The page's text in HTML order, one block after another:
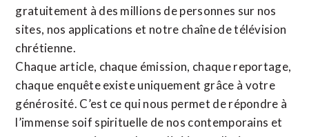
gratuitement à des millions de personnes sur nos
sites, nos applications et notre chaîne de télévision
chrétienne.
Chaque article, chaque émission, chaque reportage,
chaque enquête existe uniquement grâce à votre
générosité. C’est ce qui nous permet de répondre à
l’immense soif spirituelle de nos contemporains et